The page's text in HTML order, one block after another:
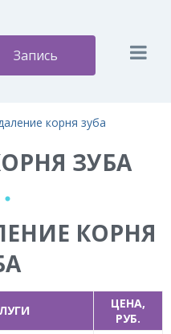
Запись
корня зуба
ЗУБА
КОРНЯ
ЦЕНА,
РУБ.
A A Цветовая схема:
A